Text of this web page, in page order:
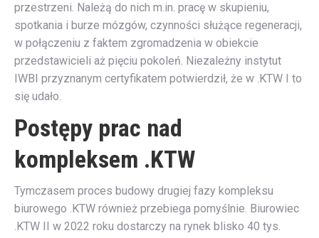
przestrzeni. Należą do nich m.in. pracę w skupieniu,
spotkania i burze mózgów, czynności służące regeneracji,
w połączeniu z faktem zgromadzenia w obiekcie
przedstawicieli aż pięciu pokoleń. Niezależny instytut
IWBI przyznanym certyfikatem potwierdził, że w .KTW I to
się udało.
Postępy prac nad
kompleksem .KTW
Tymczasem proces budowy drugiej fazy kompleksu
biurowego .KTW również przebiega pomyślnie. Biurowiec
.KTW II w 2022 roku dostarczy na rynek blisko 40 tys.